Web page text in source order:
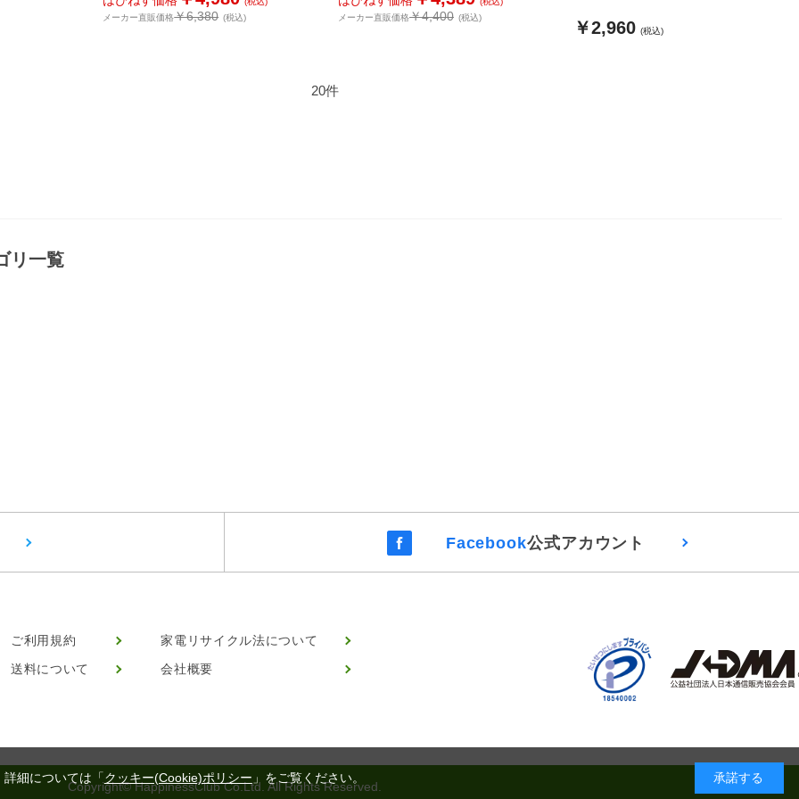
メーカー直販価格￥6,380 (税込)
メーカー直販価格￥4,400 (税込)
￥2,960 (税込)
20件
リ一覧
Facebook公式アカウント
ご利用規約
送料について
家電リサイクル法について
会社概要
Copyright© HappinessClub Co.Ltd. All Rights Reserved.
細については「クッキー(Cookie)ポリシー 」をご覧ください。 承諾する